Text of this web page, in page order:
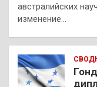
австралийских
изменение…